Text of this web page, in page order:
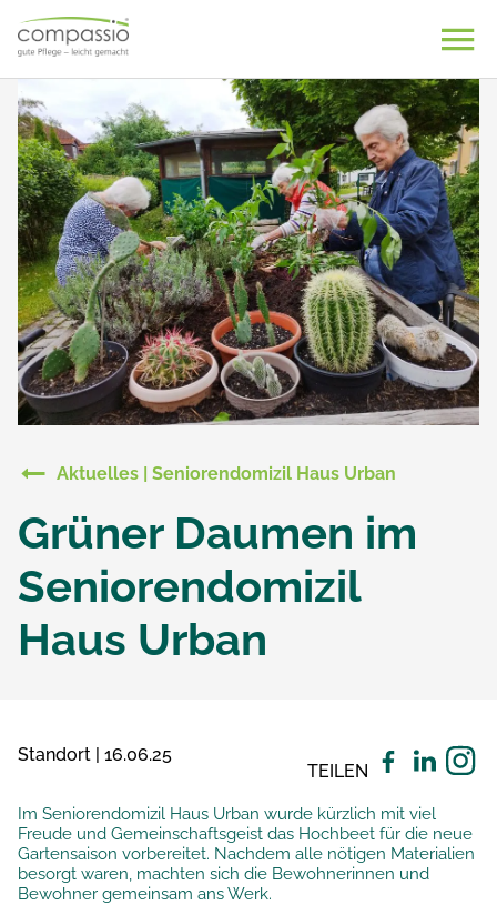
content
Aktuelles | Seniorendomizil Haus Urban
Grüner Daumen im
Seniorendomizil
Haus Urban
Standort | 16.06.25
TEILEN
Im Seniorendomizil Haus Urban wurde kürzlich mit viel
Freude und Gemeinschaftsgeist das Hochbeet für die neue
Gartensaison vorbereitet. Nachdem alle nötigen Materialien
besorgt waren, machten sich die Bewohnerinnen und
Bewohner gemeinsam ans Werk.